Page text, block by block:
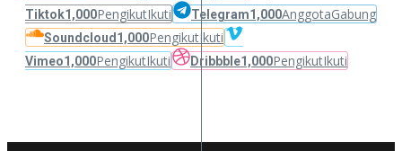
Tiktok1,000PengikutIkuti Telegram1,000AnggotaGabung
Soundcloud 1,000PengikutIkuti
Vimeo1,000PengikutIkuti Dribbble1,000PengikutIkuti